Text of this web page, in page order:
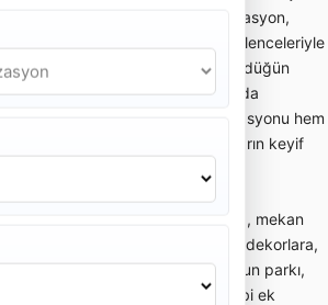
sünnet tahtı, giriş akışı, animasyon,
bando, mehter veya çocuk eğlenceleriyle
hizmetidir. Ev, bahçe, düğün
açık alan gibi farklı mekanlarda
Doğru planlanan sünnet organizasyonu hem
hale getirir hem de çocukların keyif
bir eğlence ortamı oluşturur.
fiyatları; davetli sayısına, mekan
tahtı veya padişah konsepti gibi dekorlara,
palyaço, maskot, şişme oyun parkı,
DJ, fotoğraf-video ve ikram gibi ek